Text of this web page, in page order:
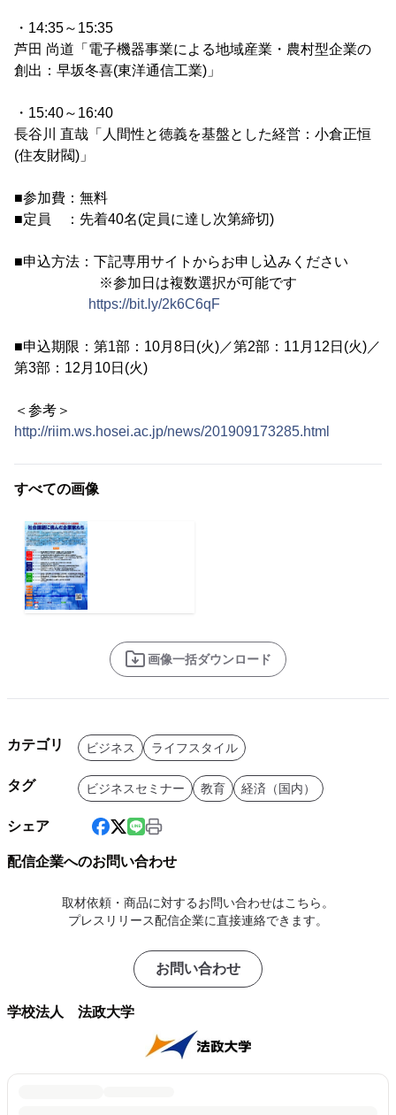
・14:35～15:35
芦田 尚道「電子機器事業による地域産業・農村型企業の
創出：早坂冬喜(東洋通信工業)」
・15:40～16:40
長谷川 直哉「人間性と徳義を基盤とした経営：小倉正恒
(住友財閥)」
■参加費：無料
■定員 ：先着40名(定員に達し次第締切)
■申込方法：下記専用サイトからお申し込みください
※参加日は複数選択が可能です
https://bit.ly/2k6C6qF
■申込期限：第1部：10月8日(火)／第2部：11月12日(火)／
第3部：12月10日(火)
＜参考＞
http://riim.ws.hosei.ac.jp/news/201909173285.html
すべての画像
画像一括ダウンロード
カテゴリ ビジネス ライフスタイル
タグ ビジネスセミナー 教育 経済（国内）
シェア
配信企業へのお問い合わせ
取材依頼・商品に対するお問い合わせはこちら。
プレスリリース配信企業に直接連絡できます。
お問い合わせ
学校法人 法政大学